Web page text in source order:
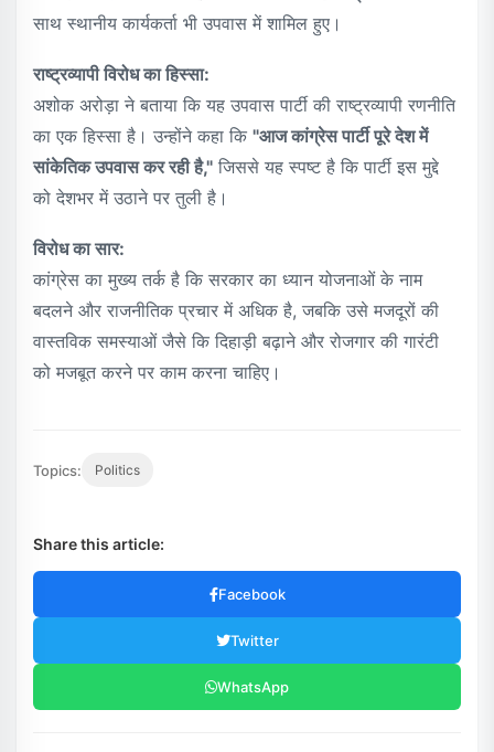
साथ स्थानीय कार्यकर्ता भी उपवास में शामिल हुए।
राष्ट्रव्यापी विरोध का हिस्सा:
अशोक अरोड़ा ने बताया कि यह उपवास पार्टी की राष्ट्रव्यापी रणनीति
का एक हिस्सा है। उन्होंने कहा कि "आज कांग्रेस पार्टी पूरे देश में
सांकेतिक उपवास कर रही है," जिससे यह स्पष्ट है कि पार्टी इस मुद्दे
को देशभर में उठाने पर तुली है।
विरोध का सार:
कांग्रेस का मुख्य तर्क है कि सरकार का ध्यान योजनाओं के नाम
बदलने और राजनीतिक प्रचार में अधिक है, जबकि उसे मजदूरों की
वास्तविक समस्याओं जैसे कि दिहाड़ी बढ़ाने और रोजगार की गारंटी
को मजबूत करने पर काम करना चाहिए।
Topics: Politics
Share this article:
Facebook
Twitter
WhatsApp